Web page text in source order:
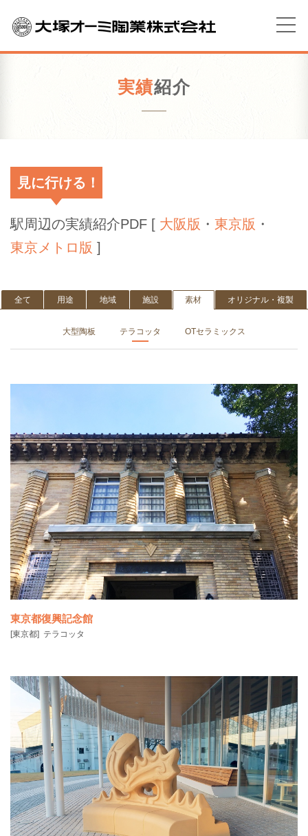
実績紹介
見に行ける！
駅周辺の実績紹介PDF [ 大阪版 ・ 東京版 ・
東京メトロ版 ]
全て 用途 地域 施設 素材 オリジナル・複製
大型陶板 テラコッタ OTセラミックス
復興記念館は、1923年に発生した関東大震災の被害や復興を後世に伝
えるために建て
東京都復興記念館
[東京都] テラコッタ